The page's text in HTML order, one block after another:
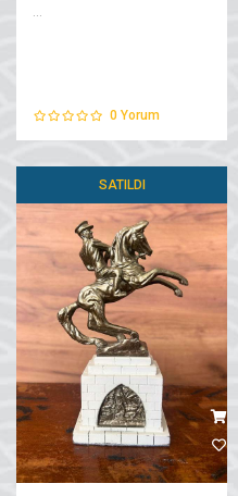
...
0 Yorum
SATILDI